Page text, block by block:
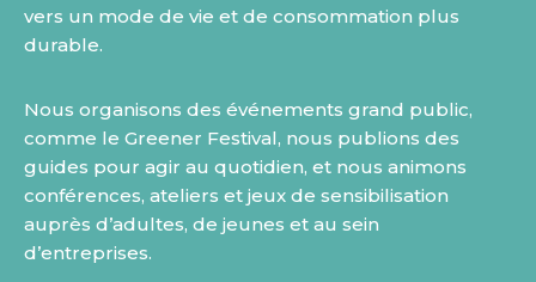
vers un mode de vie et de consommation plus
durable.
Nous organisons des événements grand public,
comme le Greener Festival, nous publions des
guides pour agir au quotidien, et nous animons
conférences, ateliers et jeux de sensibilisation
auprès d’adultes, de jeunes et au sein
d’entreprises.